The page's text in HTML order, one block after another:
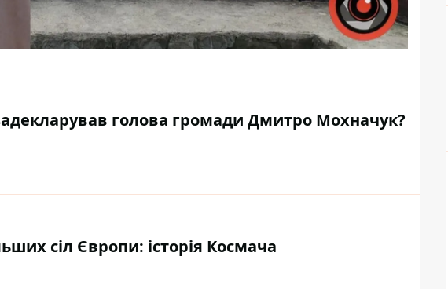
голова громади Дмитро Мохначук?
сіл Європи: історія Космача